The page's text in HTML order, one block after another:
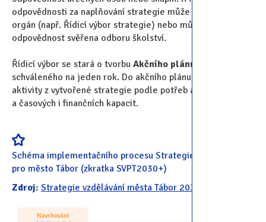
odpovědnosti za naplňování strategie může vzniknout nový
orgán (např. Řídicí výbor strategie) nebo může být tato
odpovědnost svěřena odboru školství.
Řídicí výbor se stará o tvorbu Akčního plánu strategie
schváleného na jeden rok. Do akčního plánu navrhujete
aktivity z vytvořené strategie podle potřeb aktérů
a časových i finančních kapacit.
Schéma implementačního procesu Strategie vzdělávání
pro město Tábor (zkratka SVPT2030+)
Zdroj: Strategie vzdělávání města Tábor 2030+